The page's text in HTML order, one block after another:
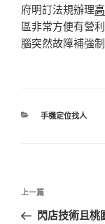
府明訂法規辦理
區非常方便有營
腦突然故障補強
分
手機定位找人
文
上
一
上一篇
閃店技術且桃